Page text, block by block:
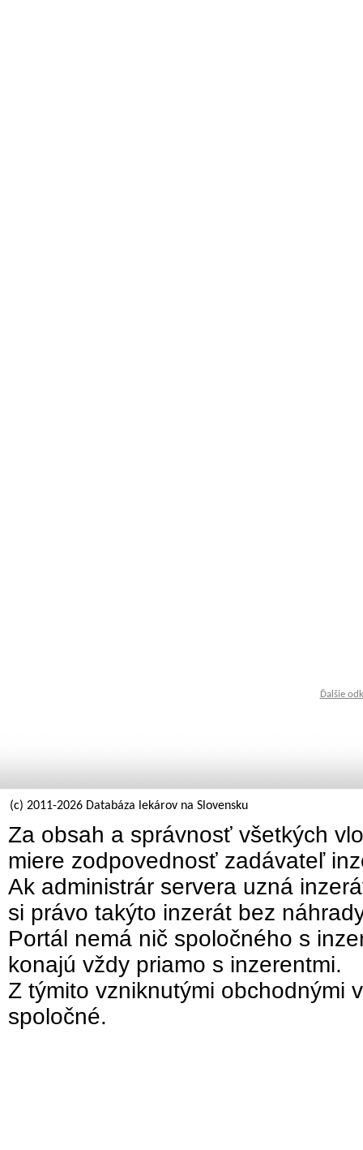
Ďalšie
(c) 2011-2026 Databáza lekárov na Slovensku
Za obsah a správnosť všetkých
miere zodpovednosť zadávateľ
Ak administrár servera uzná
si právo takýto inzerát bez
Portál nemá nič spoločného s
konajú vždy priamo s inzerentmi.
Z týmito vzniknutými obchodnými
spoločné.